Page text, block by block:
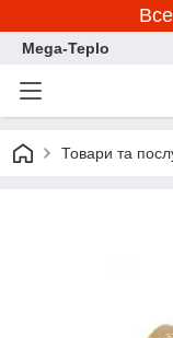
Mega-Teplo
Товари та